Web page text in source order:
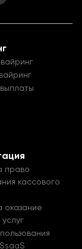
право
кассового